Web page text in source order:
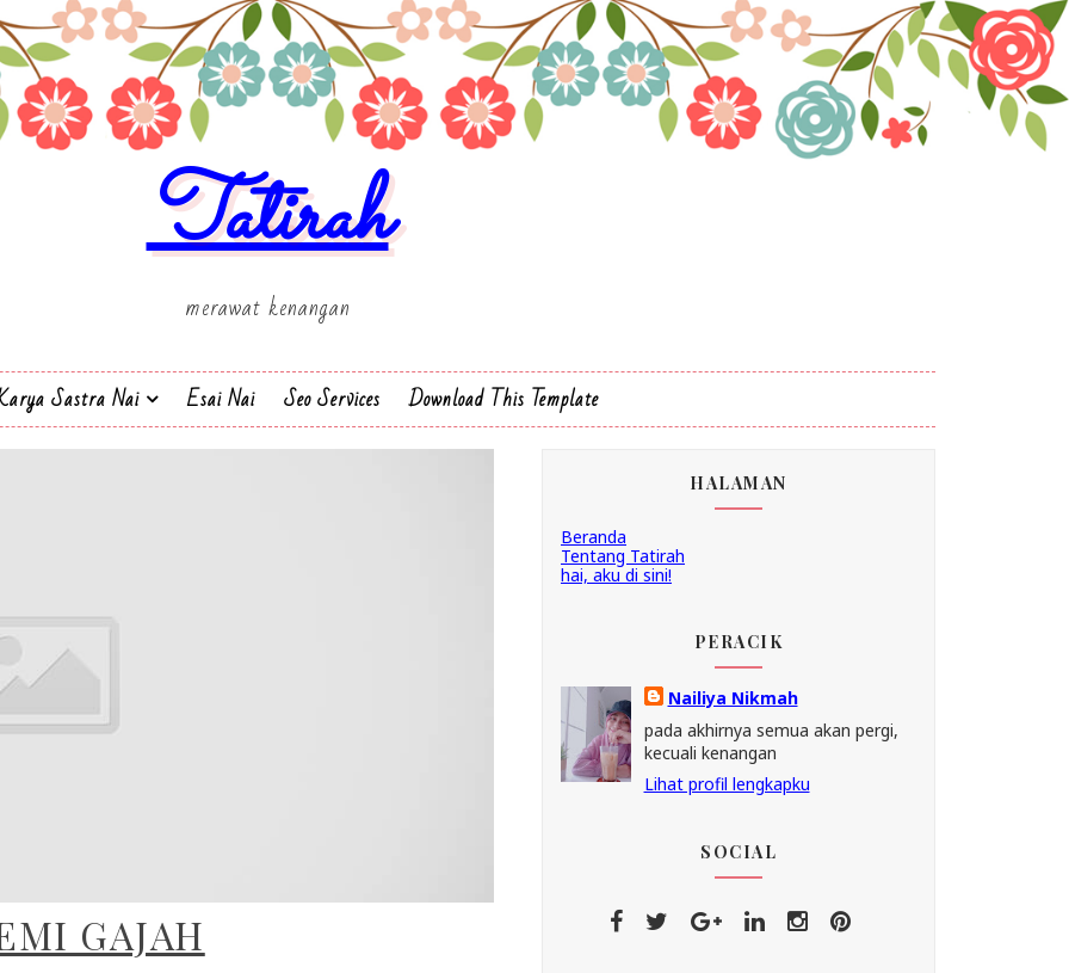
Tatirah
merawat kenangan
Sastra Nai Esai Nai Seo Services Download This Template
GAJAH
HALAMAN
Beranda
Tentang Tatirah
hai, aku di sini!
PERACIK
Nailiya Nikmah
pada akhirnya semua akan pergi,
kecuali kenangan
Lihat profil lengkapku
SOCIAL